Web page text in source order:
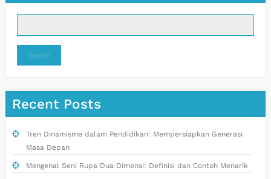
Search
Recent Posts
Tren Dinamisme dalam Pendidikan: Mempersiapkan Generasi
Masa Depan
Mengenal Seni Rupa Dua Dimensi: Definisi dan Contoh Menarik